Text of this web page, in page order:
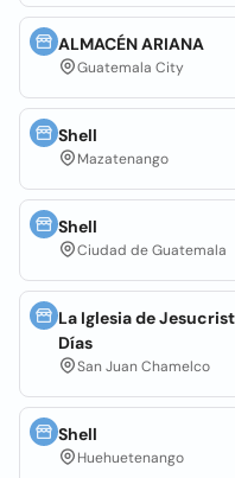
ALMACÉN ARIANA
Guatemala City
Shell
Mazatenango
Shell
Ciudad de Guatemala
La Iglesia de
Días
San Juan Chamelco
Shell
Huehuetenango